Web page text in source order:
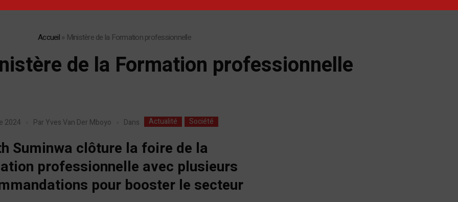
Accueil» Ministère de la Formation professionnelle
de la Formation professionnelle
2024 Par Yves Van Der Mboyo Dans Actualité Société
Suminwa clôture la foire de la
professionnelle avec plusieurs
pour booster le secteur